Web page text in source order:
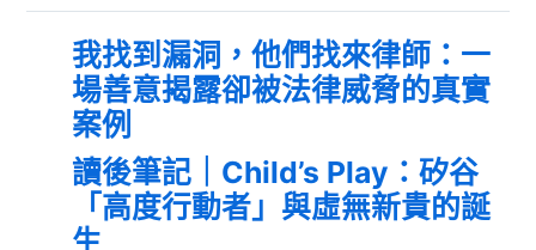
我找到漏洞，他們找來律師：一
場善意揭露卻被法律威脅的真實
案例
讀後筆記｜Child’s Play：矽谷
「高度行動者」與虛無新貴的誕
生